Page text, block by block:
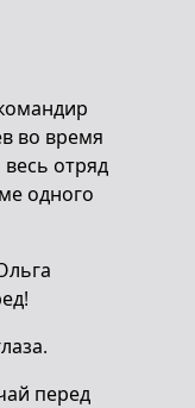
во время
отряд
одного
перед